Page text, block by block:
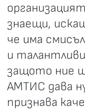
знаещи,
че има
и
защото ние
АМТИС дава
признава